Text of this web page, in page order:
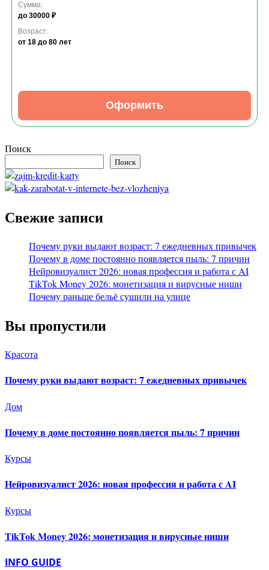
Сумма:
до 30000 ₽
Возраст:
от 18 до 80 лет
Оформить
Поиск
Поиск
Свежие записи
Почему руки выдают возраст: 7 ежедневных привычек
Почему в доме постоянно появляется пыль: 7 причин
Нейровизуалист 2026: новая профессия и работа с AI
TikTok Money 2026: монетизация и вирусные ниши
Почему раньше бельё сушили на улице
Вы пропустили
Красота
Почему руки выдают возраст: 7 ежедневных привычек
Дом
Почему в доме постоянно появляется пыль: 7 причин
Курсы
Нейровизуалист 2026: новая профессия и работа с AI
Курсы
TikTok Money 2026: монетизация и вирусные ниши
INFO GUIDE